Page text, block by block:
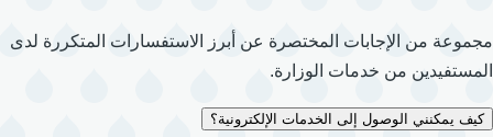
مجموعة من الإجابات المختصرة عن أبرز الاستفسارات المتكررة لدى
المستفيدين من خدمات الوزارة.
كيف يمكنني الوصول إلى الخدمات الإلكترونية؟